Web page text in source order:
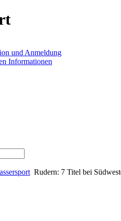
und Anmeldung
Informationen
Rudern: 7 Titel bei